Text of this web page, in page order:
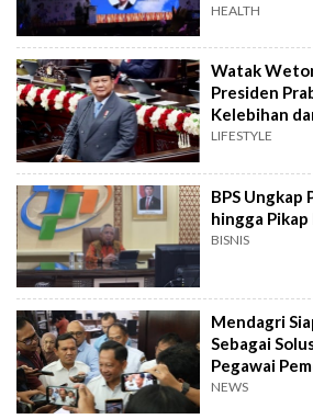
HEALTH
Watak
Presiden
Kelebihan
LIFESTYLE
BPS Ungkap
hingga
BISNIS
Mendagri
Sebagai
Pegawai
NEWS